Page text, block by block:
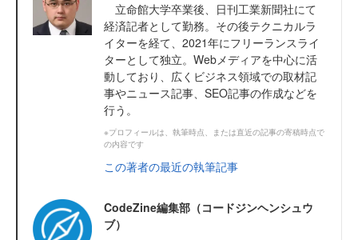
立命館大学卒業後、日刊工業新聞社にて
経済記者として勤務。その後テクニカルラ
イターを経て、2021年にフリーランスライ
ターとして独立。Webメディアを中心に活
動しており、広くビジネス領域での取材記
事やニュース記事、SEO記事の作成などを
行う。
※プロフィールは、執筆時点、または直近の記事の寄稿時点で
の内容です
この著者の最近の執筆記事
CodeZine編集部（コードジンヘンシュウ
ブ）